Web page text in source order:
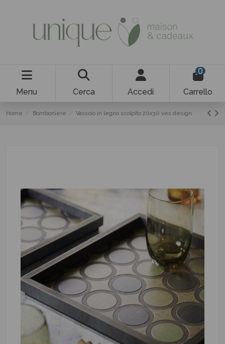
Menu Cerca Accedi
0
Carrello
Home Bomboniere Vassoio in legno scolpito 20x30 ves design